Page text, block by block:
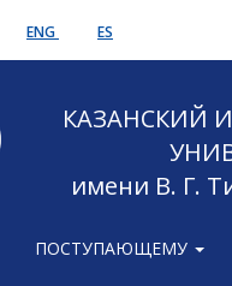
ENG ES
КАЗАНСКИЙ
имени В. Г.
ПОСТУПАЮЩЕМУ